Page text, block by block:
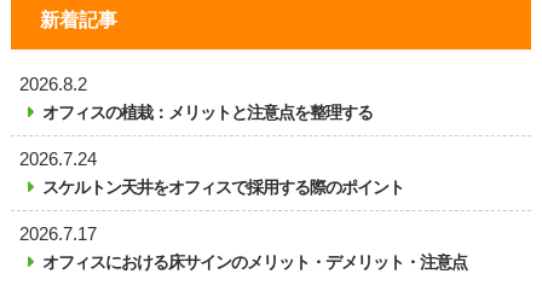
新着記事
2026.8.2
オフィスの植栽：メリットと注意点を整理する
2026.7.24
スケルトン天井をオフィスで採用する際のポイント
2026.7.17
オフィスにおける床サインのメリット・デメリット・注意点